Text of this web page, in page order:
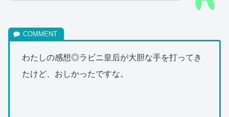
わたしの感想◎ラビニ皇后が大胆な手を打ってき
たけど、おしかったですな。